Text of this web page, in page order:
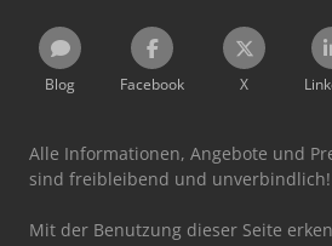
Blog Facebook X
Alle Informationen, Angebote und
sind freibleibend und unverbindlich!
Mit der Benutzung dieser Seite